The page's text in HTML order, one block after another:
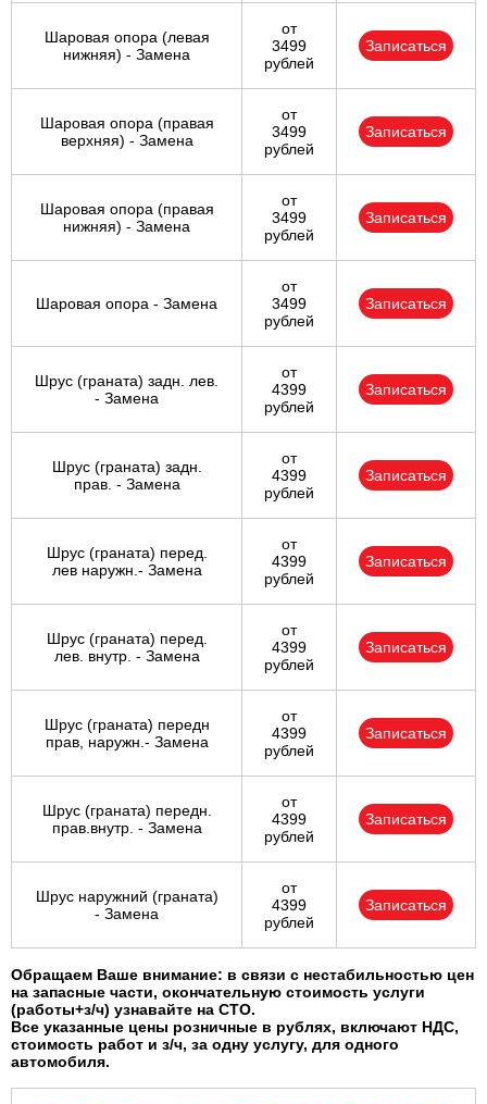
Шаровая опора (левая
нижняя) - Замена
от
3499
рублей
Записаться
Шаровая опора (правая
верхняя) - Замена
от
3499
рублей
Записаться
Шаровая опора (правая
нижняя) - Замена
от
3499
рублей
Записаться
Шаровая опора - Замена
от
3499
рублей
Записаться
Шрус (граната) задн. лев.
- Замена
от
4399
рублей
Записаться
Шрус (граната) задн.
прав. - Замена
от
4399
рублей
Записаться
Шрус (граната) перед.
лев наружн.- Замена
от
4399
рублей
Записаться
Шрус (граната) перед.
лев. внутр. - Замена
от
4399
рублей
Записаться
Шрус (граната) передн
прав, наружн.- Замена
от
4399
рублей
Записаться
Шрус (граната) передн.
прав.внутр. - Замена
от
4399
рублей
Записаться
Шрус наружний (граната)
- Замена
от
4399
рублей
Записаться
Обращаем Ваше внимание: в связи с нестабильностью цен
на запасные части, окончательную стоимость услуги
(работы+з/ч) узнавайте на СТО.
Все указанные цены розничные в рублях, включают НДС,
стоимость работ и з/ч, за одну услугу, для одного
автомобиля.